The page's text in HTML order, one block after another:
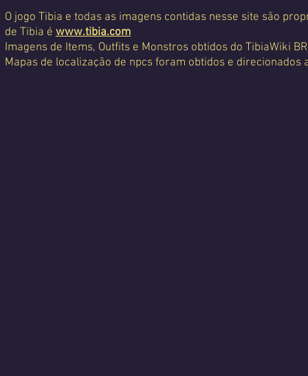
O jogo Tibia e todas as imagens contidas nesse site são
de Tibia é www.tibia.com
Imagens de Items, Outfits e Monstros obtidos do TibiaWiki
Mapas de localização de npcs foram obtidos e direcionados